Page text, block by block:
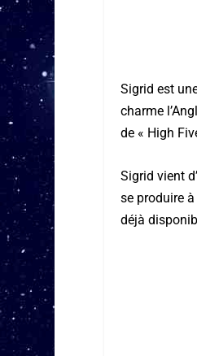
Sigrid est
charme
de « High
Sigrid vient
se produire
déjà